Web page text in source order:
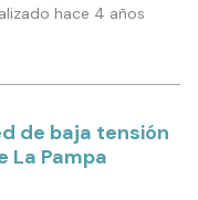
hace 4 años
de baja tensión
La Pampa